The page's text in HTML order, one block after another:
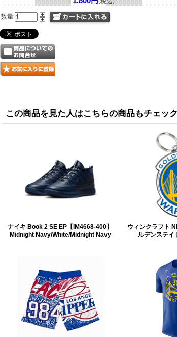
数量
この商品を見た人はこちらの商品もチェッ
ナイキ Book 2 SE EP【IM4668-400】
Midnight Navy/White/Midnight Navy
ウィンクラフト
ルデンステイ